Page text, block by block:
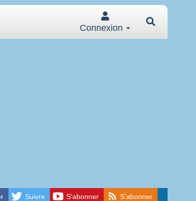
Connexion
Suivre S'abonner S'abonner